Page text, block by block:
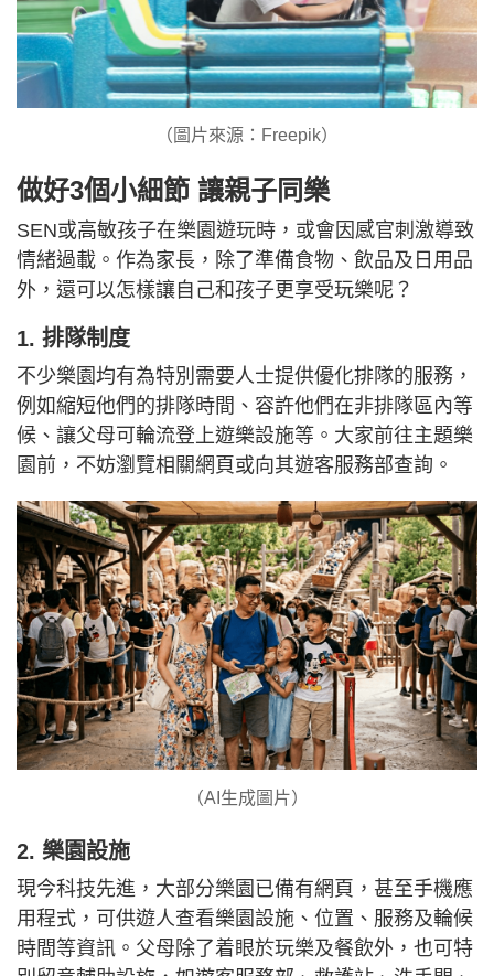
（圖片來源：Freepik）
做好3個小細節 讓親子同樂
SEN或高敏孩子在樂園遊玩時，或會因感官刺激導致
情緒過載。作為家長，除了準備食物、飲品及日用品
外，還可以怎樣讓自己和孩子更享受玩樂呢？
1. 排隊制度
不少樂園均有為特別需要人士提供優化排隊的服務，
例如縮短他們的排隊時間、容許他們在非排隊區內等
候、讓父母可輪流登上遊樂設施等。大家前往主題樂
園前，不妨瀏覽相關網頁或向其遊客服務部查詢。
（AI生成圖片）
2. 樂園設施
現今科技先進，大部分樂園已備有網頁，甚至手機應
用程式，可供遊人查看樂園設施、位置、服務及輪候
時間等資訊。父母除了着眼於玩樂及餐飲外，也可特